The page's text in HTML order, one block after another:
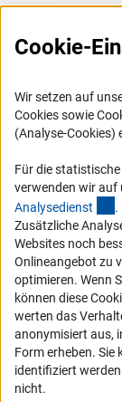
FAQ
Logo und Corporate
RSS-Feeds
Compliance
Vergabeverfahren
Barrierefreiheit
Service und
Erklärung zur
Barriere melden
DFG-aktuell
Erhalten Sie
Cookie-
Wir setzen auf
Cookies sowie
(Analyse-Cookies)
Für die
verwenden wir auf
Analysedienst
.
Zusätzliche
Websites noch
Onlineangebot zu
optimieren. Wenn
können diese
werten das
anonymisiert aus,
Form erheben.
identifiziert
nicht.